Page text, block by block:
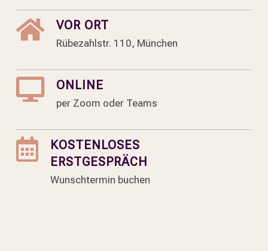
 VOR ORT
Rübezahlstr. 110, München
 ONLINE
per Zoom oder Teams

KOSTENLOSES
ERSTGESPRÄCH
Wunschtermin buchen